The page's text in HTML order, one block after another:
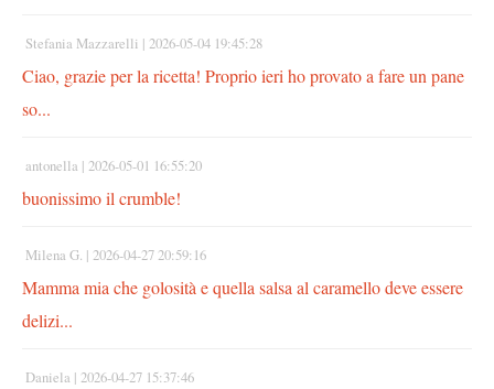
Stefania Mazzarelli | 2026-05-04 19:45:28
Ciao, grazie per la ricetta! Proprio ieri ho provato a fare un pane
so...
antonella | 2026-05-01 16:55:20
buonissimo il crumble!
Milena G. | 2026-04-27 20:59:16
Mamma mia che golosità e quella salsa al caramello deve essere
delizi...
Daniela | 2026-04-27 15:37:46